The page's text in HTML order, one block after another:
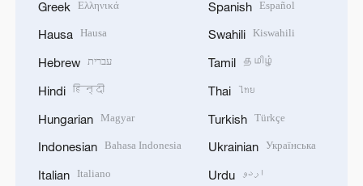
Greek Ελληνικά
Hausa Hausa
Hebrew עברית
Hindi हिन्दी
Hungarian Magyar
Indonesian Bahasa Indonesia
Italian Italiano
Spanish Español
Swahili Kiswahili
Tamil தமிழ்
Thai ไทย
Turkish Türkçe
Ukrainian Українська
Urdu اردو